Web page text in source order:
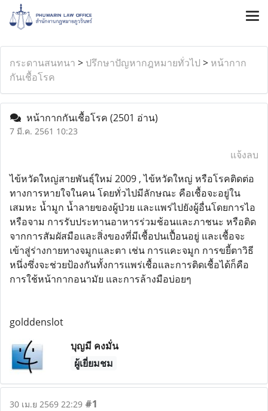
กระดานสนทนา > ปรึกษาปัญหากฎหมายทั่วไป > หน้ากาก
กันเชื้อโรค
หน้ากากกันเชื้อโรค (2501 อ่าน)
7 มี.ค. 2561 10:23
แจ้งลบ
ไข้หวัดใหญ่สายพันธุ์ใหม่ 2009 , ไข้หวัดใหญ่ หรือโรคติดต่อ
ทางการหายใจในคน โดยทั่วไปมีลักษณะ คือเชื้อจะอยู่ใน
เสมหะ น้ำมูก น้ำลายของผู้ป่วย และแพร่ไปยังผู้อื่นโดยการไอ
หรือจาม การรับประทานอาหารร่วมช้อนและภาชนะ หรือติด
จากการสัมผัสมือและสิ่งของที่มีเชื้อปนเปื้อนอยู่ และเชื้อจะ
เข้าสู่ร่างกายทางจมูกและตา เช่น การแคะจมูก การขยี้ตาวิธี
หนึ่งซึ่งจะช่วยป้องกันทั้งการแพร่เชื้อและการติดเชื้อได้ก็คือ
การใช้หน้ากากอนามัย และการล้างมือบ่อยๆ
golddenslot
บุญมี คงมั่น
ผู้เยี่ยมชม
30 เม.ย 2569 22:29 #1